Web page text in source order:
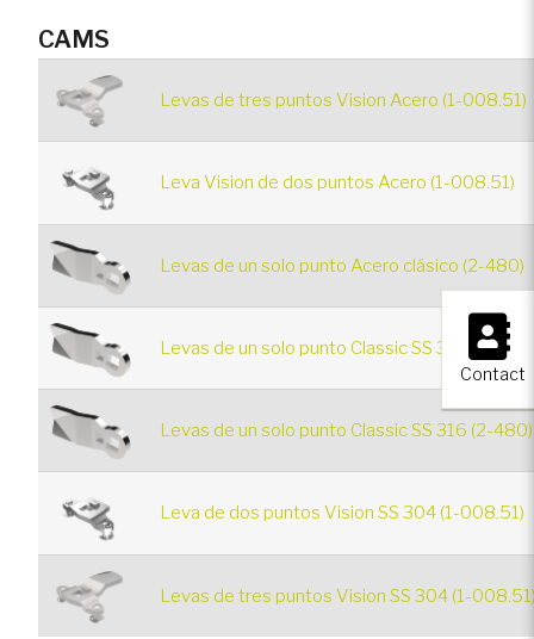
×
Contact
CAMS
Levas de tres puntos Vision Acero (1-008.51)
Leva Vision de dos puntos Acero (1-008.51)
Levas de un solo punto Acero clásico (2-480)
Levas de un solo punto Classic SS 304 (2-480)
Levas de un solo punto Classic SS 316 (2-480)
Leva de dos puntos Vision SS 304 (1-008.51)
Levas de tres puntos Vision SS 304 (1-